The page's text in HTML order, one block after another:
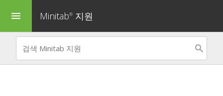
menu Minitab® 지원